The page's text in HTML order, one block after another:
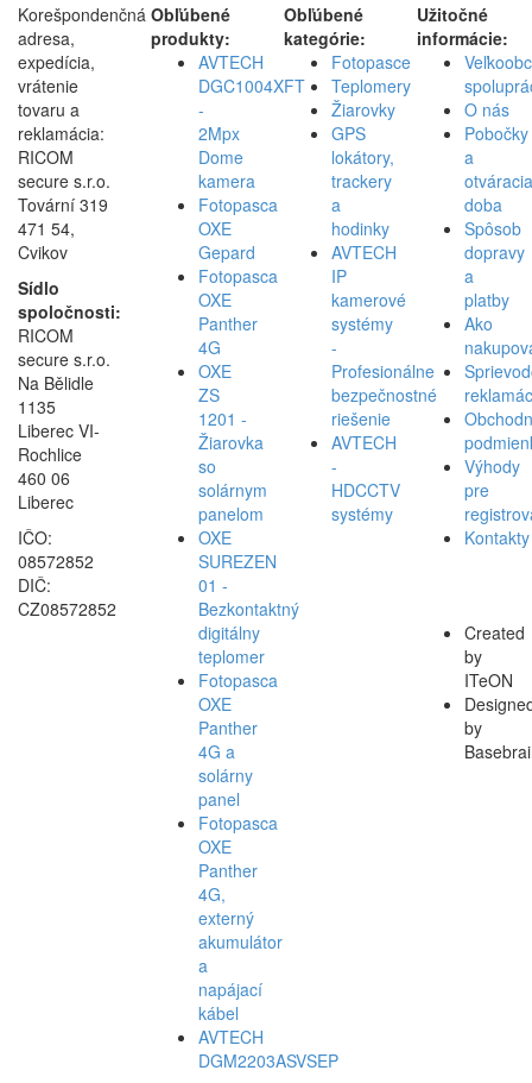
Korešpondenčná
adresa,
expedícia,
vrátenie
tovaru a
reklamácia:
RICOM
secure s.r.o.
Tovární 319
471 54,
Cvikov
Sídlo
spoločnosti:
RICOM
secure s.r.o.
Na Bělidle
1135
Liberec VI-
Rochlice
460 06
Liberec
IČO:
08572852
DIČ:
CZ08572852
Obľúbené
produkty:
AVTECH
DGC1004XFT
-
2Mpx
Dome
kamera
Fotopasca
OXE
Gepard
Fotopasca
OXE
Panther
4G
OXE
ZS
1201 -
Žiarovka
so
solárnym
panelom
OXE
SUREZEN
01 -
Bezkontaktný
digitálny
teplomer
Fotopasca
OXE
Panther
4G a
solárny
panel
Fotopasca
OXE
Panther
4G,
externý
akumulátor
a
napájací
kábel
AVTECH
DGM2203ASVSEP
Obľúbené
kategórie:
Fotopasce
Teplomery
Žiarovky
GPS
lokátory,
trackery
a
hodinky
AVTECH
IP
kamerové
systémy
-
Profesionálne
bezpečnostné
riešenie
AVTECH
-
HDCCTV
systémy
Užitočné
informácie:
O nás
Pobočky
a
otváracia
doba
Spôsob
dopravy
a
platby
Ako
Výhody
pre
Kontakty
Created
by
ITeON
by